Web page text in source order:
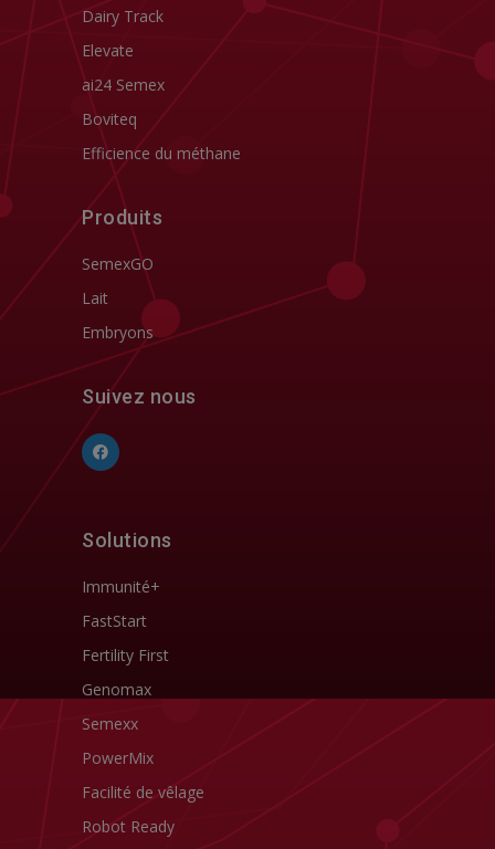
Dairy Track
Elevate
ai24 Semex
Boviteq
Efficience du méthane
Produits
SemexGO
Lait
Embryons
Suivez nous
Solutions
Immunité+
FastStart
Fertility First
Genomax
Semexx
PowerMix
Facilité de vêlage
Robot Ready